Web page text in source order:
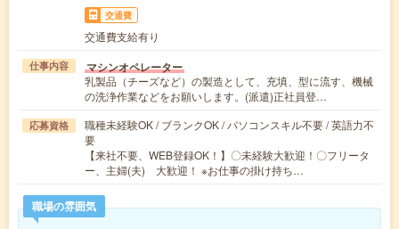
交通費
交通費支給有り
仕事内容 マシンオペレーター
乳製品（チーズなど）の製造として、充填、型に流す、機械
の洗浄作業などをお願いします。(派遣)正社員登…
応募資格
職種未経験OK / ブランクOK / パソコンスキル不要 / 英語力不
要
【来社不要、WEB登録OK！】〇未経験大歓迎！〇フリータ
ー、主婦(夫) 大歓迎！ ※お仕事の掛け持ち…
職場の雰囲気